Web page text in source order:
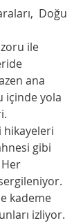
ana
içinde yola
gibi
kademe
izliyor.